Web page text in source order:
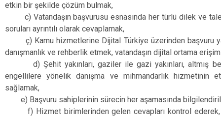
etkin bir şekilde çözüm bulmak,
c) Vatandaşın başvurusu esnasında her türlü dilek ve
soruları ayrıntılı olarak cevaplamak,
ç) Kamu hizmetlerine Dijital Türkiye üzerinden başvuru
danışmanlık ve rehberlik etmek, vatandaşın dijital ortama
d) Şehit yakınları, gaziler ile gazi yakınları, altmış
engellilere yönelik danışma ve mihmandarlık
sağlamak,
e) Başvuru sahiplerinin sürecin her aşamasında
f) Hizmet birimlerinden gelen cevapları kontrol ederek,